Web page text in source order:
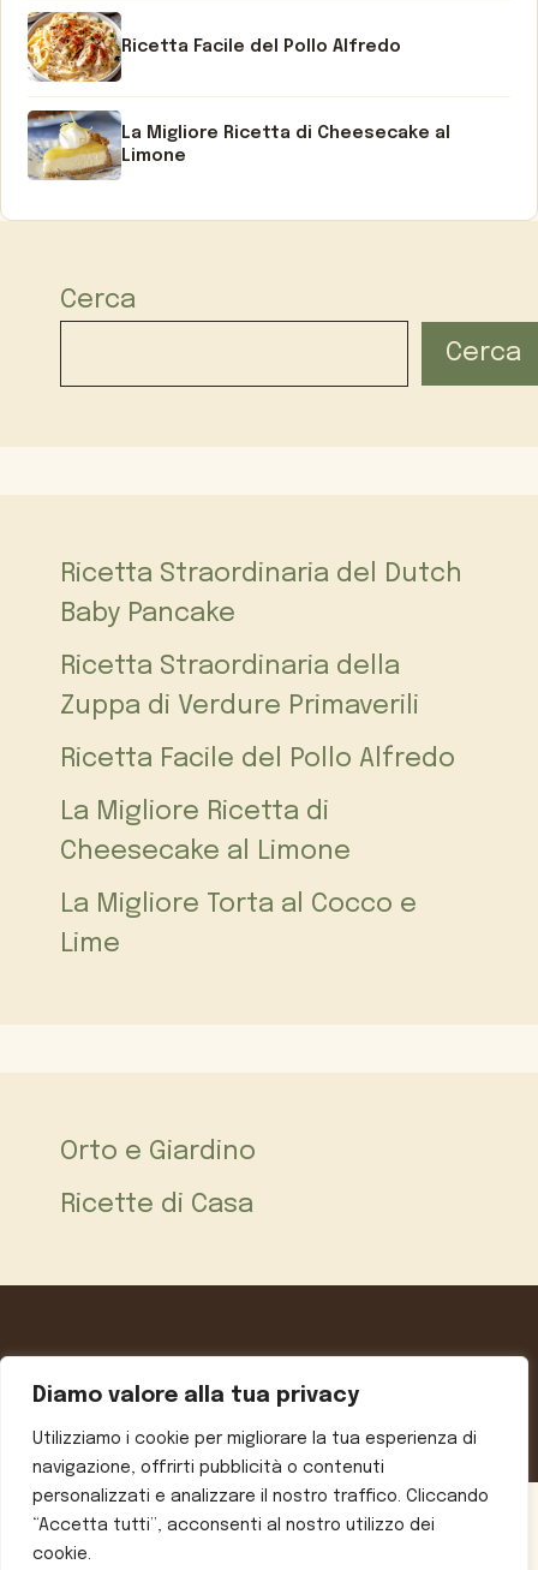
Diamo valore alla tua privacy
Utilizziamo i cookie per migliorare la tua esperienza di
navigazione, offrirti pubblicità o contenuti
personalizzati e analizzare il nostro traffico. Cliccando
“Accetta tutti”, acconsenti al nostro utilizzo dei
cookie.
Ricetta Facile del Pollo Alfredo
La Migliore Ricetta di Cheesecake al
Limone
Cerca
Cerca
Ricetta Straordinaria del Dutch
Baby Pancake
Ricetta Straordinaria della
Zuppa di Verdure Primaverili
Ricetta Facile del Pollo Alfredo
La Migliore Ricetta di
Cheesecake al Limone
La Migliore Torta al Cocco e
Lime
Orto e Giardino
Ricette di Casa
© 2026 Ricette e Consigli • Creato con GeneratePress